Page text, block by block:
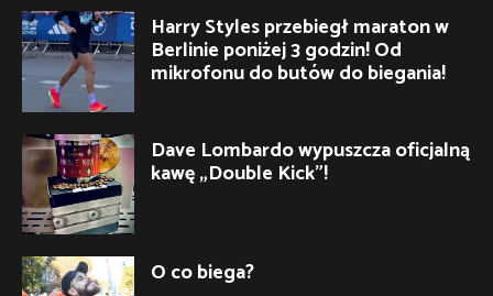
Harry Styles przebiegł maraton w
Berlinie poniżej 3 godzin! Od
mikrofonu do butów do biegania!
Dave Lombardo wypuszcza oficjalną
kawę „Double Kick”!
O co biega?